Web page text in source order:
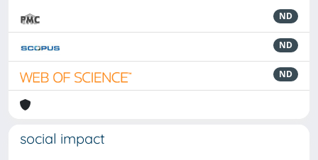
ND
ND
ND
social impact